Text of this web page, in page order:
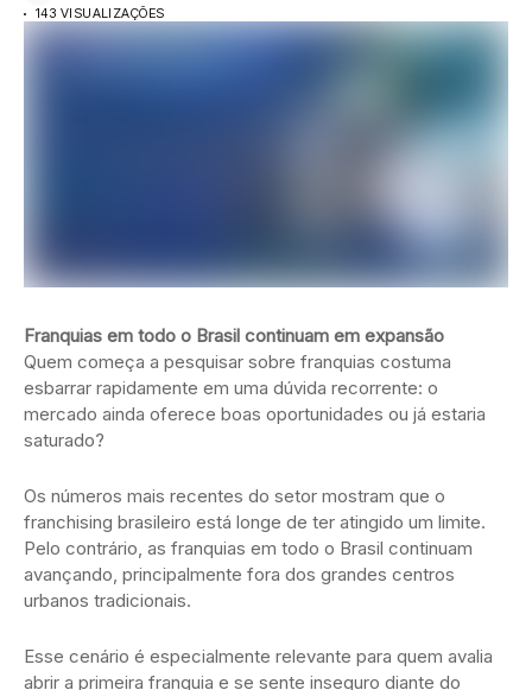
143 VISUALIZAÇÕES
Franquias em todo o Brasil continuam em expansão
Quem começa a pesquisar sobre franquias costuma
esbarrar rapidamente em uma dúvida recorrente: o
mercado ainda oferece boas oportunidades ou já estaria
saturado?
Os números mais recentes do setor mostram que o
franchising brasileiro está longe de ter atingido um limite.
Pelo contrário, as franquias em todo o Brasil continuam
avançando, principalmente fora dos grandes centros
urbanos tradicionais.
Esse cenário é especialmente relevante para quem avalia
abrir a primeira franquia e se sente inseguro diante do